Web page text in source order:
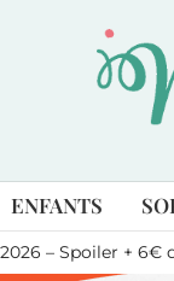
ENFANTS
– Spoiler + 6€